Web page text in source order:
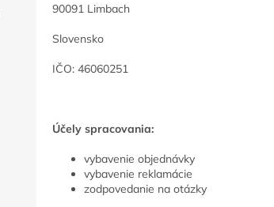
90091 Limbach
Slovensko
IČO: 46060251
Účely spracovania:
vybavenie objednávky
vybavenie reklamácie
zodpovedanie na otázky